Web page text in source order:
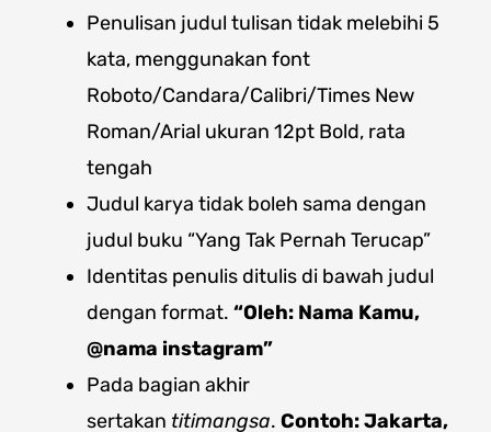
Penulisan judul tulisan tidak melebihi 5
kata, menggunakan font
Roboto/Candara/Calibri/Times New
Roman/Arial ukuran 12pt Bold, rata
tengah
Judul karya tidak boleh sama dengan
judul buku “Yang Tak Pernah Terucap”
Identitas penulis ditulis di bawah judul
dengan format. “Oleh: Nama Kamu,
@nama instagram”
Pada bagian akhir
sertakan titimangsa. Contoh: Jakarta,